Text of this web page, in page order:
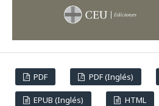
PDF PDF (Inglés)
EPUB (Inglés) HTML
Emotional customer loyalty as a
Revista De Ciencias
10.31876/rcs.v30i3.42692